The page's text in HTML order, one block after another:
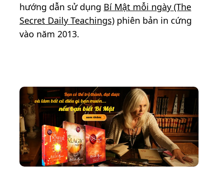
hướng dẫn sử dụng Bí Mật mỗi ngày (The
Secret Daily Teachings) phiên bản in cứng
vào năm 2013.